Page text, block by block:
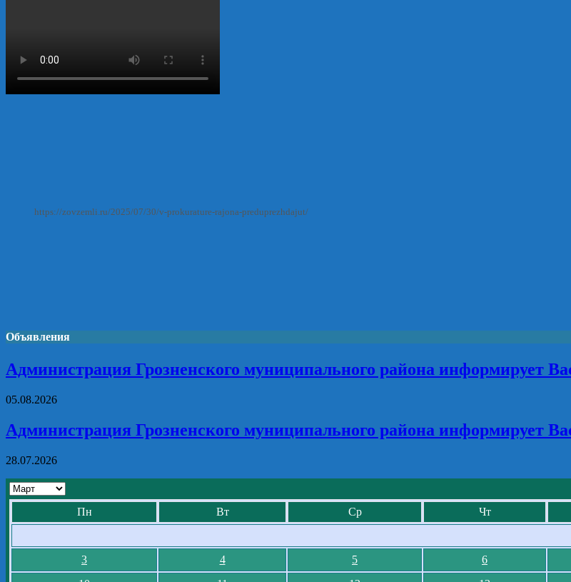
https://zovzemli.ru/2025/07/30/v-prokurature-rajona-preduprezhdajut/
Объявления
Администрация Грозненского муниципального района информирует
05.08.2026
Администрация Грозненского муниципального района информирует
28.07.2026
Пн Вт Ср Чт
3
4 5 6